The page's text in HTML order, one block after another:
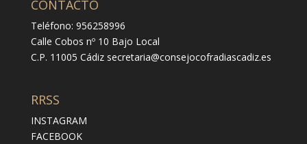
CONTACTO
Teléfono: 956258996
Calle Cobos nº 10 Bajo Local
C.P. 11005 Cádiz secretaria@consejocofradiascadiz.es
RRSS
INSTAGRAM
FACEBOOK